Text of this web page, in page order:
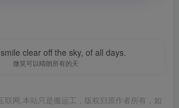
clear off the sky, of all days.
微笑可以晴朗所有的天
联网,本站只是搬运工，版权归原作者所有，如